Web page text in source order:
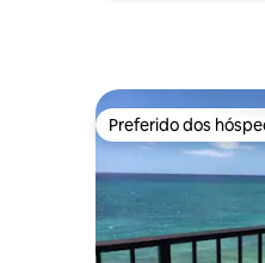
Preferido dos
Preferido dos